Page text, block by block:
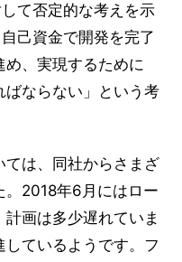
て否定的な考えを示
己資金で開発を完了
め、実現するために
ばならない」という考
ては、同社からさまざ
。2018年6月にはロー
計画は多少遅れていま
ているようです。フ